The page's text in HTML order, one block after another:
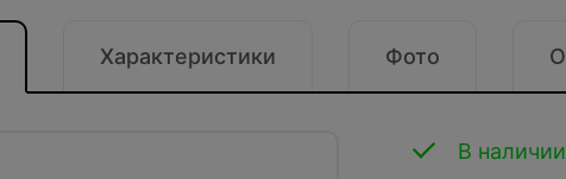
Характеристики Фото
В наличии